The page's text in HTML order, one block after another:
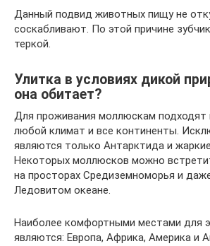
Данный подвид животных пищу не
соскабливают. По этой причине
теркой.
Улитка в условиях дикой
она обитает?
Для проживания моллюскам подходят
любой климат и все континенты.
являются только Антарктида и
Некоторых моллюсков можно
на просторах Средиземноморья и
Ледовитом океане.
Наиболее комфортными местами для
являются: Европа, Африка, Америка и